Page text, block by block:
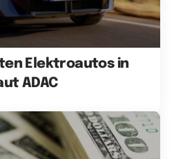
Elektroautos in
ADAC